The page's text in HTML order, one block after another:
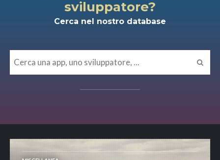
sviluppatore?
Cerca nel nostro database